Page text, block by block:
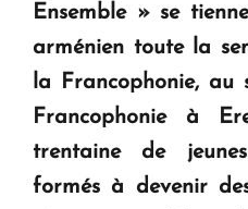
Ensemble » se
arménien toute la
la Francophonie,
Francophonie à
trentaine de
formés à devenir